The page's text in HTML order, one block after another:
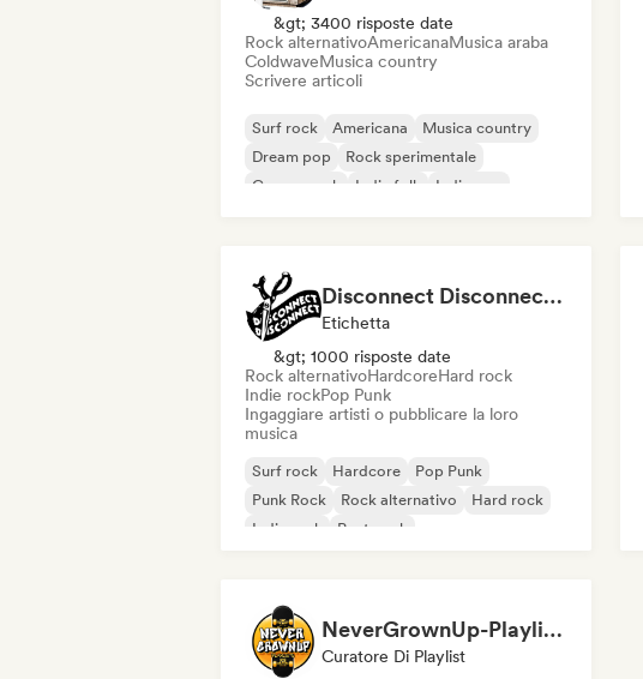
&gt; 3400 risposte date
Rock alternativoAmericanaMusica araba
ColdwaveMusica country
Scrivere articoli
Surf rock Americana
Musica country
Dream pop
Rock sperimentale
Garage rock
Indie folk Indie pop
Disconnect Disconnect Records
Etichetta
&gt; 1000 risposte date
Rock alternativoHardcoreHard rock
Indie rockPop Punk
Ingaggiare artisti o pubblicare la loro
musica
Surf rock Hardcore
Pop Punk
Punk Rock
Rock alternativo
Hard rock
Indie rock
Post punk
NeverGrownUp-Playlists
Curatore Di Playlist